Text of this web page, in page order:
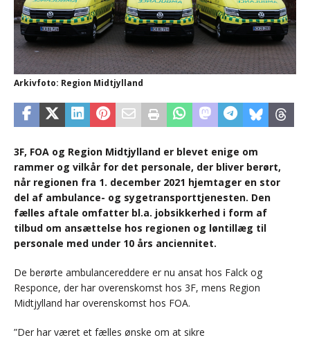
Arkivfoto: Region Midtjylland
3F, FOA og Region Midtjylland er blevet enige om
rammer og vilkår for det personale, der bliver berørt,
når regionen fra 1. december 2021 hjemtager en stor
del af ambulance- og sygetransporttjenesten. Den
fælles aftale omfatter bl.a. jobsikkerhed i form af
tilbud om ansættelse hos regionen og løntillæg til
personale med under 10 års anciennitet.
De berørte ambulancereddere er nu ansat hos Falck og
Responce, der har overenskomst hos 3F, mens Region
Midtjylland har overenskomst hos FOA.
”Der har været et fælles ønske om at sikre